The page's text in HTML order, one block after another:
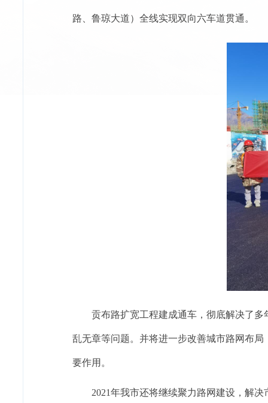
路、鲁琼大道）全线实现双向六车道贯通。
贡布路扩宽工程建成通车，彻底解决了
乱无章等问题。并将进一步改善城市路网布
要作用。
2021年我市还将继续聚力路网建设，解